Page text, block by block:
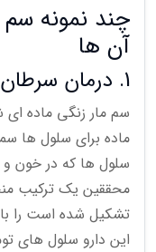
چند نمونه
آن ها
1. درمان سرطان با سم مار زنگی
سم مار زنگی ماده ای
ماده برای سلول ها
سلول ها که در خون و
محققین یک ترکیب
این دارو سلول های